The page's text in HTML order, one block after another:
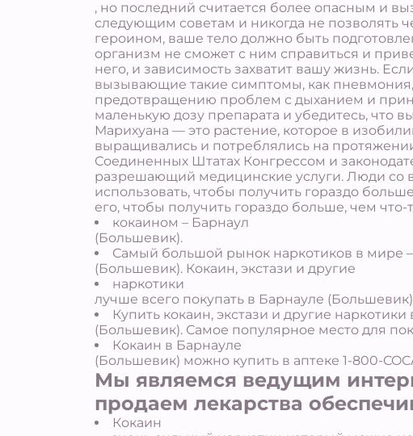
, но последний считается более опасным и
следующим советам и никогда не позволять
героином, ваше тело должно быть
организм не сможет с ним справиться и
него, и зависимость захватит вашу жизнь.
вызывающие такие симптомы, как
предотвращению проблем с дыханием и
маленькую дозу препарата и убедитесь, что
Марихуана — это растение, которое в
выращивались и потреблялись на
Соединенных Штатах Конгрессом и
разрешающий медицинские услуги. Люди со
использовать, чтобы получить гораздо
его, чтобы получить гораздо больше, чем
кокаином – Барнаул
(Большевик).
Самый большой рынок наркотиков в мире
(Большевик). Кокаин, экстази и другие
наркотики
лучше всего покупать в Барнауле
Купить кокаин, экстази и другие наркотики
(Большевик). Самое популярное место для
Кокаин в Барнауле
(Большевик) можно купить в аптеке 1-800-
Мы являемся ведущим
продаем лекарства
Кокаин